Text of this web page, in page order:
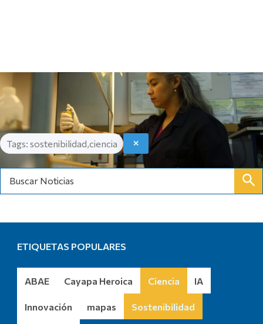
Tags: sostenibilidad,ciencia ✕
Buscar Noticias
ETIQUETAS POPULARES
ABAE Cayapa Heroica Ciencia IA
Innovación mapas Sostenibilidad